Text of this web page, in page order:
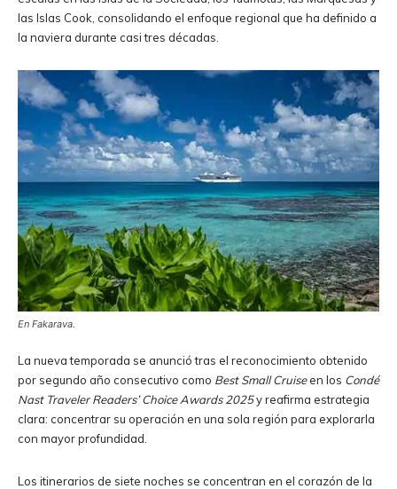
las Islas Cook, consolidando el enfoque regional que ha definido a
la naviera durante casi tres décadas.
En Fakarava.
La nueva temporada se anunció tras el reconocimiento obtenido
por segundo año consecutivo como Best Small Cruiseen los Condé
Nast Traveler Readers’ Choice Awards 2025y reafirma estrategia
clara: concentrar su operación en una sola región para explorarla
con mayor profundidad.
Los itinerarios de siete noches se concentran en el corazón de la